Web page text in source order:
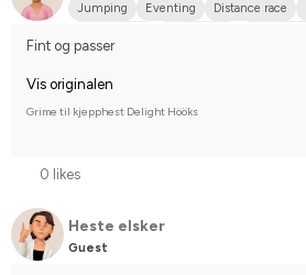
Jumping
Eventing Distance race
Russ
Kallblodstravare
Irländsk Sportponny
Fint og passer
Vis originalen
Grime til kjepphest Delight Hööks
0 likes
Heste elsker
Guest